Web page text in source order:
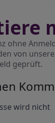
ohne
von
geprüft.
wird nicht